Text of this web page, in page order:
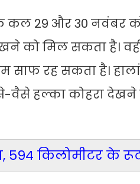
कल 29 और 30 नवंबर
को मिल सकता है।
रह सकता है।
वैसे हल्का कोहरा
594 किलोमीटर के